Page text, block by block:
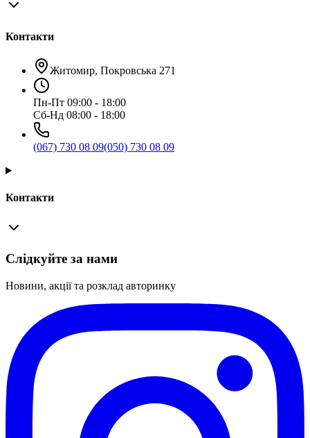
Контакти
Житомир, Покровська 271
Пн-Пт 09:00 - 18:00
Сб-Нд 08:00 - 18:00
(067) 730 08 09(050) 730 08 09
Контакти
Слідкуйте за нами
Новини, акції та розклад авторинку